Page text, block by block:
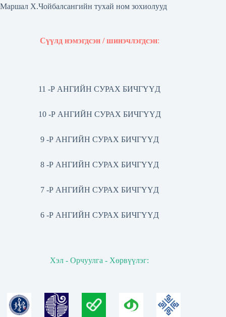
Маршал Х.Чойбалсангийн тухай ном зохиолууд
Сүүлд нэмэгдсэн / шинэчлэгдсэн:
11 -Р АНГИЙН СУРАХ БИЧГҮҮД
10 -Р АНГИЙН СУРАХ БИЧГҮҮД
9 -Р АНГИЙН СУРАХ БИЧГҮҮД
8 -Р АНГИЙН СУРАХ БИЧГҮҮД
7 -Р АНГИЙН СУРАХ БИЧГҮҮД
6 -Р АНГИЙН СУРАХ БИЧГҮҮД
Хэл - Орчуулга - Хөрвүүлэг: